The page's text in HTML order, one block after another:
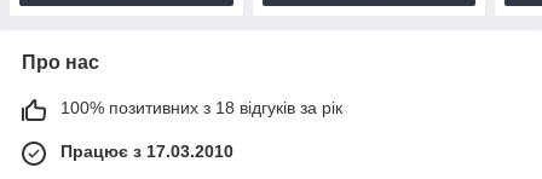
Про нас
100% позитивних з 18 відгуків за рік
Працює з 17.03.2010